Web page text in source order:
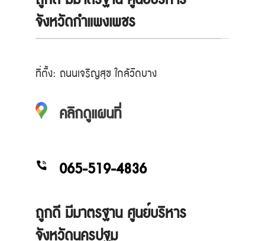
จังหวัดกำแพงเพชร
ที่ตั้ง: ถนนเจริญสุข ใกล้วัดบาง
คลิกดูแผนที่
065-519-4836
ถูกดี มีมาตรฐาน ศูนย์บริหาร
จังหวัดนครปฐม